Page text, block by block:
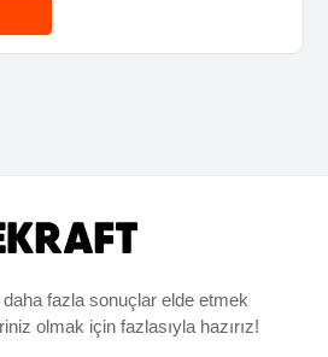
fazla sonuçlar elde etmek
olmak için fazlasıyla hazırız!